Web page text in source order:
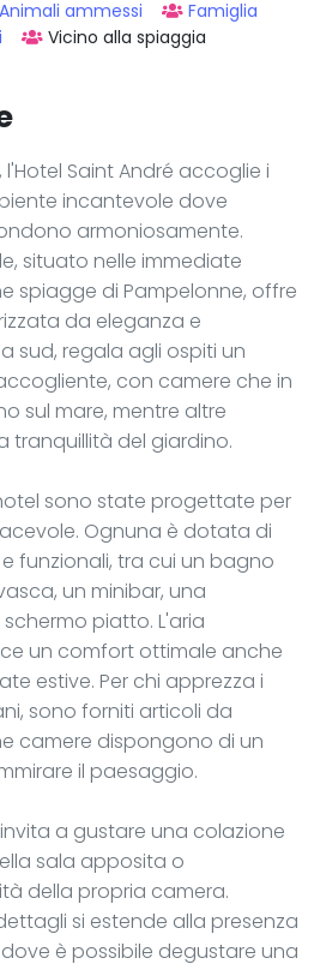
Animali ammessi
Famiglia
Vicino alla spiaggia
Saint André accoglie i
incantevole dove
armoniosamente.
situato nelle immediate
spiagge di Pampelonne, offre
da eleganza e
sud, regala agli ospiti un
con camere che in
sul mare, mentre altre
tranquillità del giardino.
sono state progettate per
Ognuna è dotata di
funzionali, tra cui un bagno
un minibar, una
piatto. L'aria
un comfort ottimale anche
estive. Per chi apprezza i
sono forniti articoli da
camere dispongono di un
il paesaggio.
a gustare una colazione
sala apposita o
della propria camera.
si estende alla presenza
è possibile degustare una